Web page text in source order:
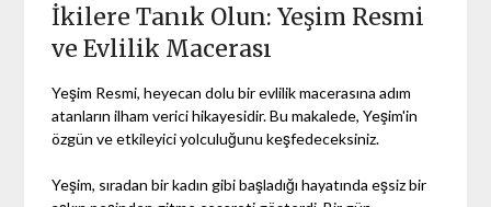
İkilere Tanık Olun: Yeşim Resmi
ve Evlilik Macerası
Yeşim Resmi, heyecan dolu bir evlilik macerasına adım
atanların ilham verici hikayesidir. Bu makalede, Yeşim'in
özgün ve etkileyici yolculuğunu keşfedeceksiniz.
Yeşim, sıradan bir kadın gibi başladığı hayatında eşsiz bir